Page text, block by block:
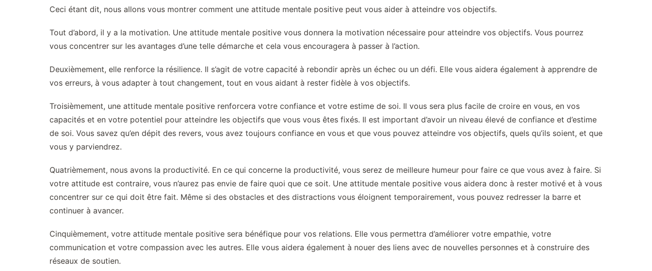
Ceci étant dit, nous allons vous montrer comment une attitude mentale positive peut vous aider à atteindre vos objectifs.
Tout d’abord, il y a la motivation. Une attitude mentale positive vous donnera la motivation nécessaire pour atteindre vos objectifs. Vous pourrez
vous concentrer sur les avantages d’une telle démarche et cela vous encouragera à passer à l’action.
Deuxièmement, elle renforce la résilience. Il s’agit de votre capacité à rebondir après un échec ou un défi. Elle vous aidera également à apprendre de
vos erreurs, à vous adapter à tout changement, tout en vous aidant à rester fidèle à vos objectifs.
Troisièmement, une attitude mentale positive renforcera votre confiance et votre estime de soi. Il vous sera plus facile de croire en vous, en vos
capacités et en votre potentiel pour atteindre les objectifs que vous vous êtes fixés. Il est important d’avoir un niveau élevé de confiance et d’estime
de soi. Vous savez qu’en dépit des revers, vous avez toujours confiance en vous et que vous pouvez atteindre vos objectifs, quels qu’ils soient, et que
vous y parviendrez.
Quatrièmement, nous avons la productivité. En ce qui concerne la productivité, vous serez de meilleure humeur pour faire ce que vous avez à faire. Si
votre attitude est contraire, vous n’aurez pas envie de faire quoi que ce soit. Une attitude mentale positive vous aidera donc à rester motivé et à vous
concentrer sur ce qui doit être fait. Même si des obstacles et des distractions vous éloignent temporairement, vous pouvez redresser la barre et
continuer à avancer.
Cinquièmement, votre attitude mentale positive sera bénéfique pour vos relations. Elle vous permettra d’améliorer votre empathie, votre
communication et votre compassion avec les autres. Elle vous aidera également à nouer des liens avec de nouvelles personnes et à construire des
réseaux de soutien.